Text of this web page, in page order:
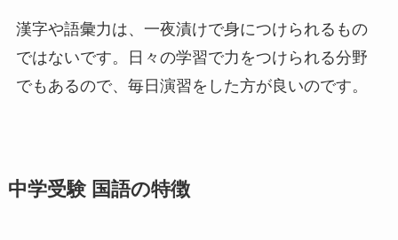
漢字や語彙力は、一夜漬けで身につけられるもの
ではないです。日々の学習で力をつけられる分野
でもあるので、毎日演習をした方が良いのです。
中学受験 国語の特徴